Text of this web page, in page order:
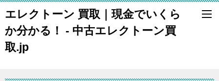
エレクトーン 買取｜現金でいくら
か分かる！ - 中古エレクトーン買
取.jp